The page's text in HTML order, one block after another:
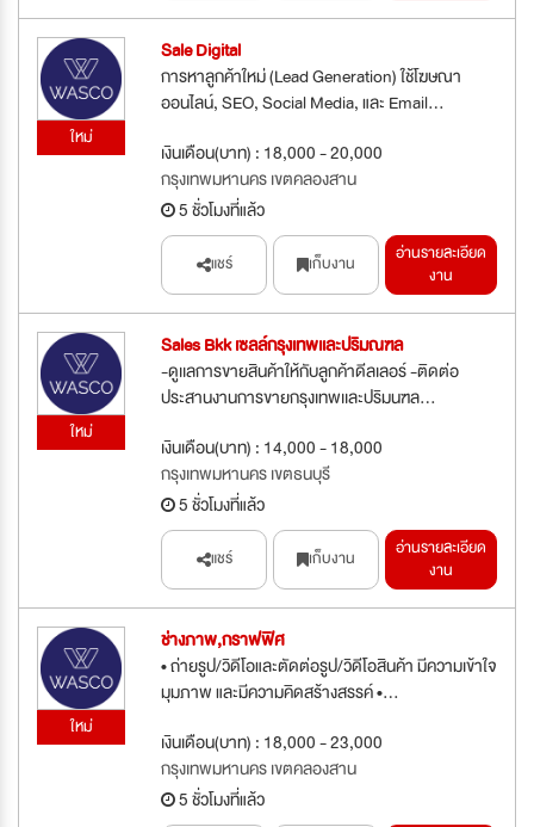
ใหม่
Sale Digital
การหาลูกค้าใหม่ (Lead Generation) ใช้โฆษณา
ออนไลน์, SEO, Social Media, และ Email...
เงินเดือน(บาท) : 18,000 - 20,000
กรุงเทพมหานคร เขตคลองสาน
5 ชั่วโมงที่แล้ว
แชร์ เก็บงาน
อ่านรายละเอียด
งาน
ใหม่
Sales Bkk เซลล์กรุงเทพเเละปริมณฑล
-ดูเเลการขายสินค้าให้กับลูกค้าดีลเลอร์ -ติดต่อ
ประสานงานการขายกรุงเทพเเละปริมนฑล...
เงินเดือน(บาท) : 14,000 - 18,000
กรุงเทพมหานคร เขตธนบุรี
5 ชั่วโมงที่แล้ว
แชร์ เก็บงาน
อ่านรายละเอียด
งาน
ใหม่
ช่างภาพ,กราฟฟิศ
• ถ่ายรูป/วิดีโอและตัดต่อรูป/วิดีโอสินค้า มีความเข้าใจ
มุมภาพ และมีความคิดสร้างสรรค์ •...
เงินเดือน(บาท) : 18,000 - 23,000
กรุงเทพมหานคร เขตคลองสาน
5 ชั่วโมงที่แล้ว